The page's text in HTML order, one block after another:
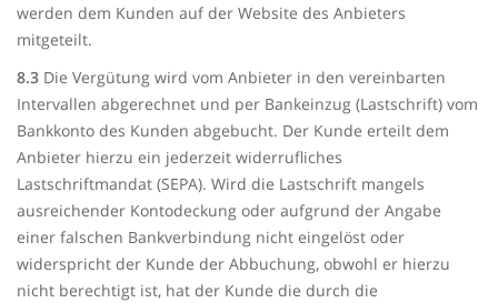
werden dem Kunden auf der Website des Anbieters
mitgeteilt.
8.3 Die Vergütung wird vom Anbieter in den vereinbarten
Intervallen abgerechnet und per Bankeinzug (Lastschrift) vom
Bankkonto des Kunden abgebucht. Der Kunde erteilt dem
Anbieter hierzu ein jederzeit widerrufliches
Lastschriftmandat (SEPA). Wird die Lastschrift mangels
ausreichender Kontodeckung oder aufgrund der Angabe
einer falschen Bankverbindung nicht eingelöst oder
widerspricht der Kunde der Abbuchung, obwohl er hierzu
nicht berechtigt ist, hat der Kunde die durch die